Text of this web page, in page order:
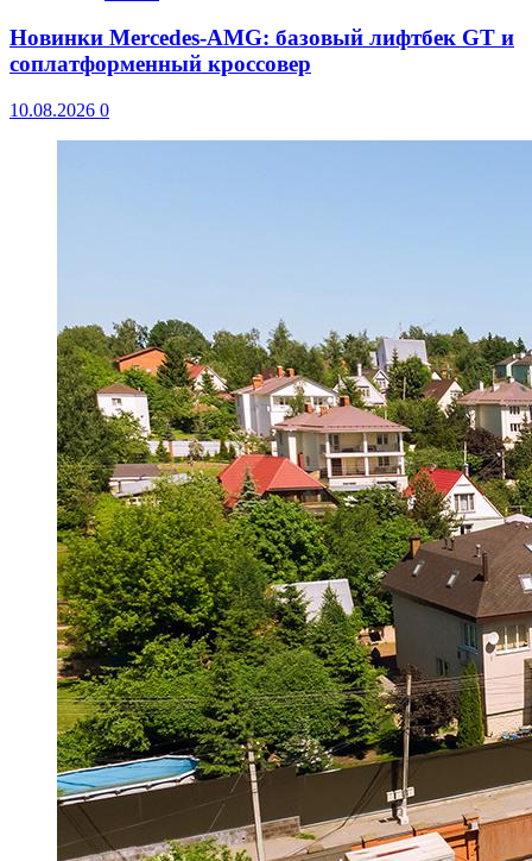
Новинки Mercedes-AMG: базовый лифтбек GT и
соплатформенный кроссовер
10.08.2026 0